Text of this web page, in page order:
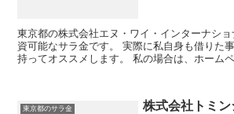
東京都の株式会社エヌ・ワイ・インターナシ
資可能なサラ金です。 実際に私自身も借りた
持ってオススメします。 私の場合は、ホーム
東京都のサラ金
株式会社トミ